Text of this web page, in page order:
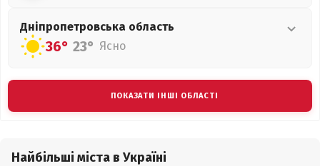
Дніпропетровська область
36° 23° Ясно
ПОКАЗАТИ ІНШІ ОБЛАСТІ
Найбільші міста в Україні